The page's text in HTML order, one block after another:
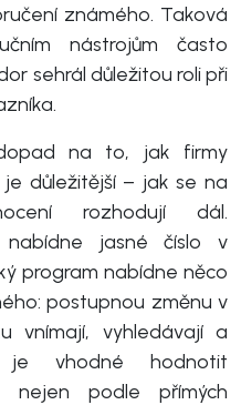
známého. Taková
nástrojům často
sehrál důležitou roli při
na to, jak firmy
důležitější – jak se na
rozhodují dál.
nabídne jasné číslo v
program nabídne něco
postupnou změnu v
vnímají, vyhledávají a
je vhodné hodnotit
nejen podle přímých